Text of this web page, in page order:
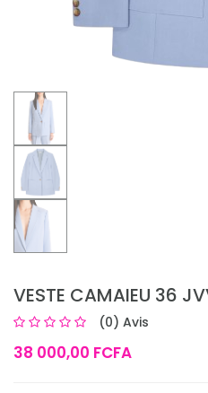
VESTE CAMAIEU 36
(0) Avis
38 000,00 FCFA